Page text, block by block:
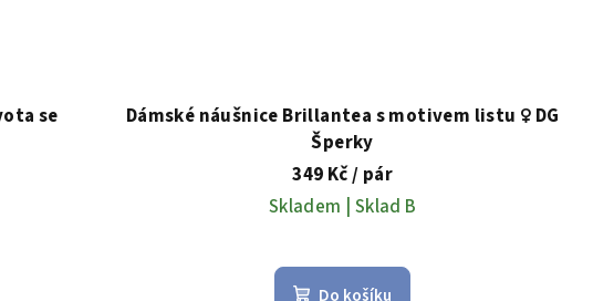
se
Dámské náušnice Brillantea s motivem listu ♀️ DG
Šperky
349 Kč/ pár
Skladem | Sklad B